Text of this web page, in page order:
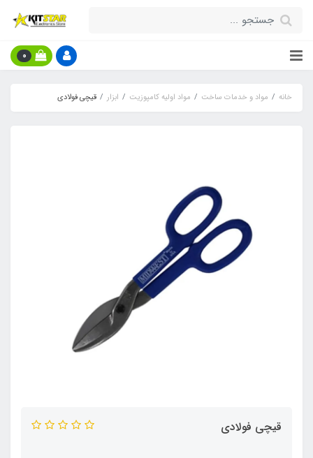
0
خانه مواد و خدمات ساخت مواد اولیه کامپوزیت ابزار قیچی فولادی
قیچی فولادی